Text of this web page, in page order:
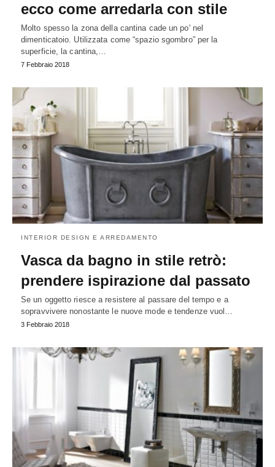
ecco come arredarla con stile
Molto spesso la zona della cantina cade un po' nel
dimenticatoio. Utilizzata come “spazio sgombro” per la
superficie, la cantina,…
7 Febbraio 2018
INTERIOR DESIGN E ARREDAMENTO
Vasca da bagno in stile retrò:
prendere ispirazione dal passato
Se un oggetto riesce a resistere al passare del tempo e a
sopravvivere nonostante le nuove mode e tendenze vuol…
3 Febbraio 2018